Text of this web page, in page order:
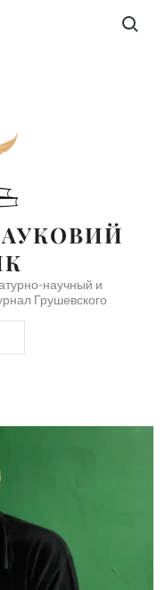
Поиск:
научный и
Грушевского